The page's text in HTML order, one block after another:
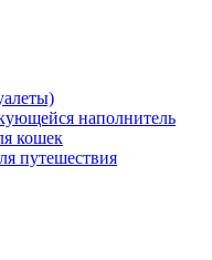
наполнитель
кошек
путешествия